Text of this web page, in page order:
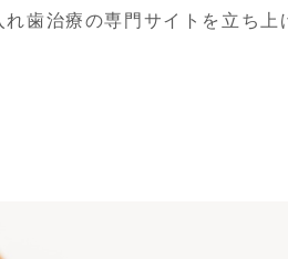
歯治療の専門サイトを立ち上